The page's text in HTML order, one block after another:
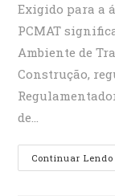
Exigido para a
PCMAT
Ambiente de
Construção,
de…
Continuar Lendo